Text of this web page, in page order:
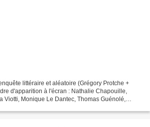
littéraire et aléatoire (Grégory Protche +
d'apparition à l'écran : Nathalie Chapouille,
Viotti, Monique Le Dantec, Thomas Guénolé,